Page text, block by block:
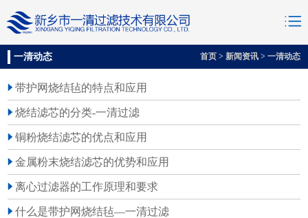
一清动态 首页 > 新闻资讯> 一清动态
带护网烧结毡的特点和应用
烧结滤芯的分类-一清过滤
铜粉烧结滤芯的优点和应用
金属粉末烧结滤芯的优势和应用
离心过滤器的工作原理和要求
什么是带护网烧结毡—一清过滤